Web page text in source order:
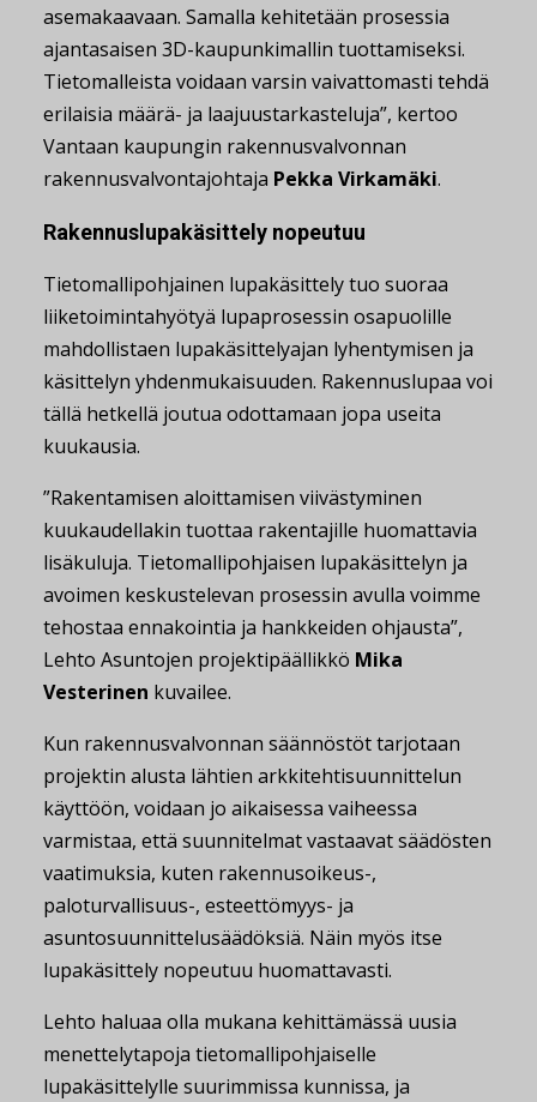
asemakaavaan. Samalla kehitetään prosessia
ajantasaisen 3D-kaupunkimallin tuottamiseksi.
Tietomalleista voidaan varsin vaivattomasti tehdä
erilaisia määrä- ja laajuustarkasteluja”, kertoo
Vantaan kaupungin rakennusvalvonnan
rakennusvalvontajohtaja Pekka Virkamäki.
Rakennuslupakäsittely nopeutuu
Tietomallipohjainen lupakäsittely tuo suoraa
liiketoimintahyötyä lupaprosessin osapuolille
mahdollistaen lupakäsittelyajan lyhentymisen ja
käsittelyn yhdenmukaisuuden. Rakennuslupaa voi
tällä hetkellä joutua odottamaan jopa useita
kuukausia.
”Rakentamisen aloittamisen viivästyminen
kuukaudellakin tuottaa rakentajille huomattavia
lisäkuluja. Tietomallipohjaisen lupakäsittelyn ja
avoimen keskustelevan prosessin avulla voimme
tehostaa ennakointia ja hankkeiden ohjausta”,
Lehto Asuntojen projektipäällikkö Mika
Vesterinen kuvailee.
Kun rakennusvalvonnan säännöstöt tarjotaan
projektin alusta lähtien arkkitehtisuunnittelun
käyttöön, voidaan jo aikaisessa vaiheessa
varmistaa, että suunnitelmat vastaavat säädösten
vaatimuksia, kuten rakennusoikeus-,
paloturvallisuus-, esteettömyys- ja
asuntosuunnittelusäädöksiä. Näin myös itse
lupakäsittely nopeutuu huomattavasti.
Lehto haluaa olla mukana kehittämässä uusia
menettelytapoja tietomallipohjaiselle
lupakäsittelylle suurimmissa kunnissa, ja